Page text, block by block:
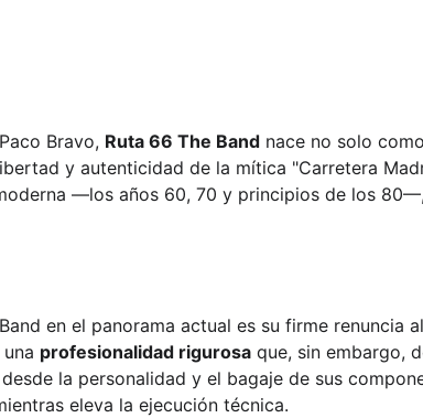
Bravo, Ruta 66 The Band nace no solo
y autenticidad de la mítica "Carretera
—los años 60, 70 y principios de los
en el panorama actual es su firme renuncia
profesionalidad rigurosa que, sin embargo,
la personalidad y el bagaje de sus
eleva la ejecución técnica.